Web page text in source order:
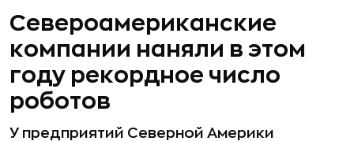
Североамериканские
компании наняли в этом
году рекордное число
роботов
У предприятий Северной Америки